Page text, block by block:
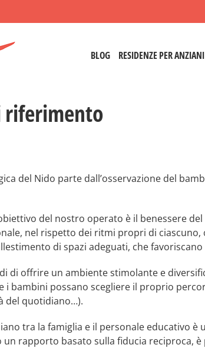
BLOG RESIDENZE PER ANZIANI
del Nido parte dall’osservazione del
del nostro operato è il benessere
nel rispetto dei ritmi propri di
di spazi adeguati, che
di offrire un ambiente stimolante e
i bambini possano scegliere il proprio
del quotidiano…).
tra la famiglia e il personale educativo
rapporto basato sulla fiducia reciproca,